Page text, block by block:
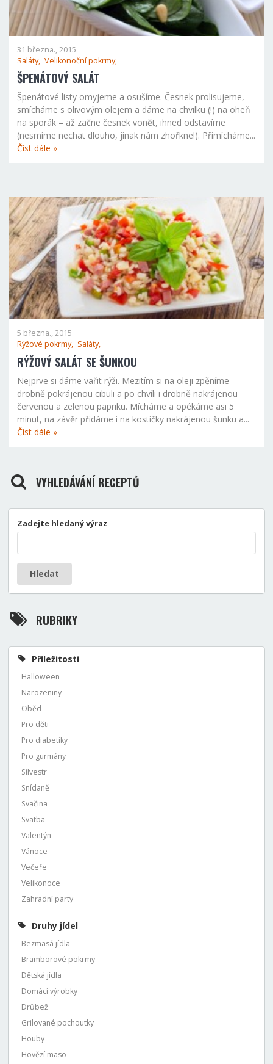
31 března., 2015
Saláty, Velikonoční pokrmy,
ŠPENÁTOVÝ SALÁT
Špenátové listy omyjeme a osušíme. Česnek prolisujeme,
smícháme s olivovým olejem a dáme na chvilku (!) na oheň
na sporák – až začne česnek vonět, ihned odstavíme
(nesmíme nechat dlouho, jinak nám zhořkne!). Přimícháme...
Číst dále »
5 března., 2015
Rýžové pokrmy, Saláty,
RÝŽOVÝ SALÁT SE ŠUNKOU
Nejprve si dáme vařit rýži. Mezitím si na oleji zpěníme
drobně pokrájenou cibuli a po chvíli i drobně nakrájenou
červenou a zelenou papriku. Mícháme a opékáme asi 5
minut, na závěr přidáme i na kostičky nakrájenou šunku a...
Číst dále »
VYHLEDÁVÁNÍ RECEPTŮ
Zadejte hledaný výraz
Hledat
RUBRIKY
Příležitosti
Halloween
Narozeniny
Oběd
Pro děti
Pro diabetiky
Pro gurmány
Silvestr
Snídaně
Svačina
Svatba
Valentýn
Vánoce
Večeře
Velikonoce
Zahradní party
Druhy jídel
Bezmasá jídla
Bramborové pokrmy
Dětská jídla
Domácí výrobky
Drůbež
Grilované pochoutky
Houby
Hovězí maso